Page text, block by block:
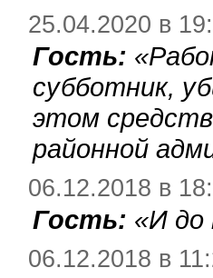
25.04.2020 в
Гость: «
субботник,
этом
районной
06.12.2018 в
Гость: «И до
06.12.2018 в